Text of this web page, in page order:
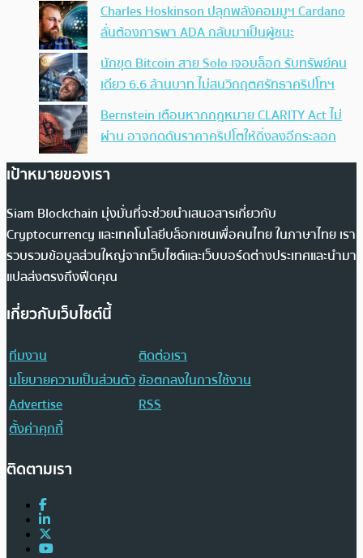
Charles Hoskinson ปลุกพลังคอมมูฯ Cardano
ลั่นต้องการพา ADA กลับมาเป็นผู้ชนะ
นักขุด Bitcoin สาย Solo เจอบล็อก รับทรัพย์คน
เดียว 6.6 ล้านบาท ไม่สนวิกฤตศรัทธาคริปโทฯ
Bernstein เตือนหากกฎหมาย CLARITY Act ไม่
ผ่าน อาจกดดันราคาคริปโตให้ดิ่งลงอีกระลอก
เป้าหมายของเรา
Siam Blockchain มุ่งมั่นที่จะช่วยนำเสนอสารเกี่ยวกับ
Cryptocurrency และเทคโนโลยีบล็อกเชนเพื่อคนไทย ในภาษาไทย เรา
รวบรวมข้อมูลส่วนใหญ่จากเว็บไซต์และเว็บบอร์ดต่างประเทศและนำมา
แปลส่งตรงถึงฟีดคุณ
เกี่ยวกับเว็บไซต์นี้
ทีมงาน
ติดต่อเรา
นโยบายความเป็นส่วนตัวข้อตกลงในการใช้งาน
Advertise
RSS
ตั้งค่าคุกกี้
ติดตามเรา